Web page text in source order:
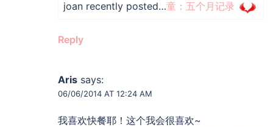
joan recently posted…童：五个月记录
Reply
Aris says:
06/06/2014 AT 12:24 AM
我喜欢快餐耶！这个我会很喜欢~